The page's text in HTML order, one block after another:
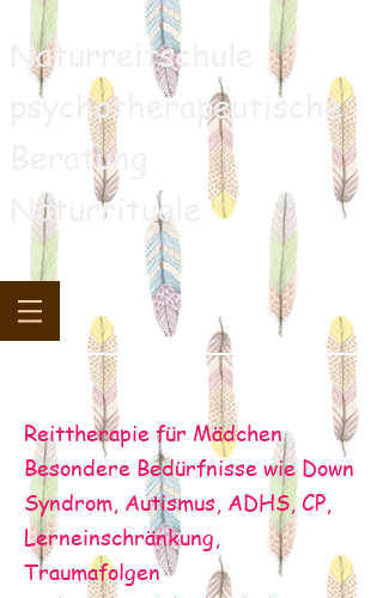
Naturreitschule
psychotherapeutische
Beratung
Naturrituale
Reittherapie für Mädchen
Besondere Bedürfnisse wie Down
Syndrom, Autismus, ADHS, CP,
Lerneinschränkung,
Traumafolgen